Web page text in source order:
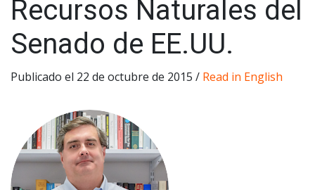
Recursos Naturales del
Senado de EE.UU.
Publicado el 22 de octubre de 2015 / Read in English